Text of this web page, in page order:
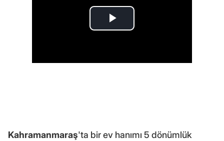
Kahramanmaraş'ta bir ev hanımı 5 dönümlük